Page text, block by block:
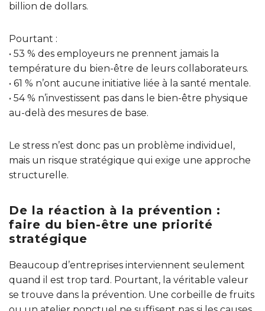
billion de dollars.
Pourtant :
• 53 % des employeurs ne prennent jamais la
température du bien-être de leurs collaborateurs.
• 61 % n’ont aucune initiative liée à la santé mentale.
• 54 % n’investissent pas dans le bien-être physique
au-delà des mesures de base.
Le stress n’est donc pas un problème individuel,
mais un risque stratégique qui exige une approche
structurelle.
De la réaction à la prévention :
faire du bien-être une priorité
stratégique
Beaucoup d’entreprises interviennent seulement
quand il est trop tard. Pourtant, la véritable valeur
se trouve dans la prévention. Une corbeille de fruits